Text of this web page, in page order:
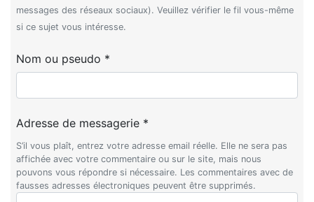
messages des réseaux sociaux). Veuillez vérifier le fil vous-même
si ce sujet vous intéresse.
Nom ou pseudo *
Adresse de messagerie *
S’il vous plaît, entrez votre adresse email réelle. Elle ne sera pas
affichée avec votre commentaire ou sur le site, mais nous
pouvons vous répondre si nécessaire. Les commentaires avec de
fausses adresses électroniques peuvent être supprimés.